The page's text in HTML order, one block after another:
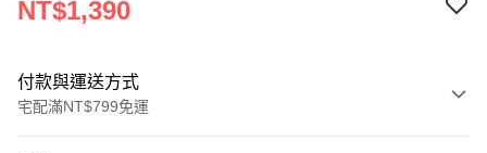
NT$1,390
付款與運送方式
宅配滿NT$799免運